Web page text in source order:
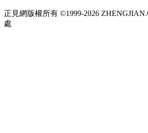
正見網版權所有 ©1999-2026
處